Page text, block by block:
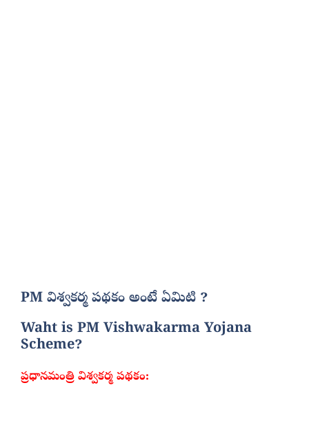
PM విశ్వకర్మ పథకం అంటే ఏమిటి ?
Waht is PM Vishwakarma Yojana
Scheme?
ప్రధానమంత్రి విశ్వకర్మ పథకం: